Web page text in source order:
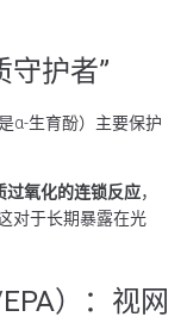
守护者”
α-生育酚）主要保护
过氧化的连锁反应，
对于长期暴露在光
）：视网